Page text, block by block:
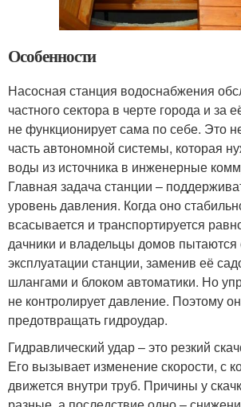
Особенности
Насосная станция водоснабжения
частного сектора в черте города и за
не функционирует сама по себе. Это
часть автономной системы, которая
воды из источника в инженерные
Главная задача станции –
уровень давления. Когда оно
всасывается и транспортируется
дачники и владельцы домов пытаются
эксплуатации станции, заменив её
шлангами и блоком автоматики. Но
не контролирует давление. Поэтому
предотвращать гидроудар.
Гидравлический удар – это резкий
Его вызывает изменение скорости, с
движется внутри труб. Причины у